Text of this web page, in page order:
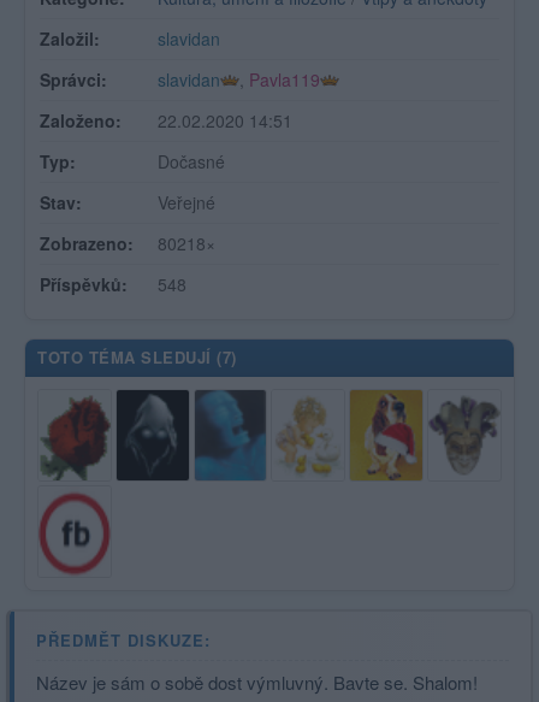
Založil:
slavidan
Správci:
slavidan , Pavla119
Založeno:
22.02.2020 14:51
Typ:
Dočasné
Stav:
Veřejné
Zobrazeno:
80218×
Příspěvků:
548
TOTO TÉMA SLEDUJÍ (7)
PŘEDMĚT DISKUZE:
Název je sám o sobě dost výmluvný. Bavte se. Shalom!